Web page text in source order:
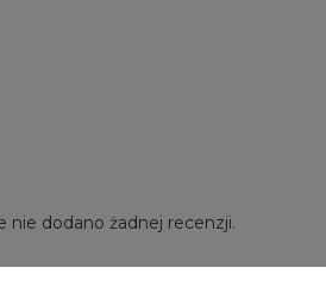
nie dodano żadnej recenzji.